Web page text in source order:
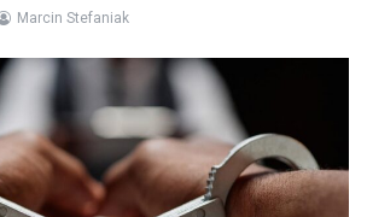
Marcin Stefaniak